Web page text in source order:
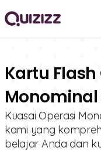
Kartu
Kuasai Operasi
kami yang
belajar Anda dan